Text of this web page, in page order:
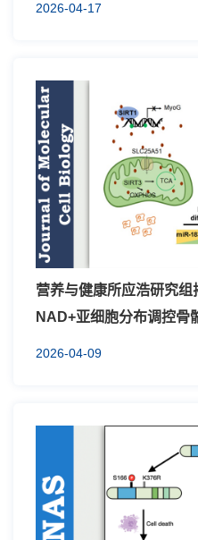
2026-04-17
营养与健康所应浩研究
NAD+亚细胞分布调控骨
2026-04-09